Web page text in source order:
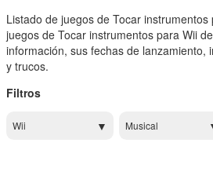
Listado de juegos de Tocar
juegos de Tocar instrumentos para Wii
información, sus fechas de lanzamiento,
y trucos.
Filtros
Wii Musical